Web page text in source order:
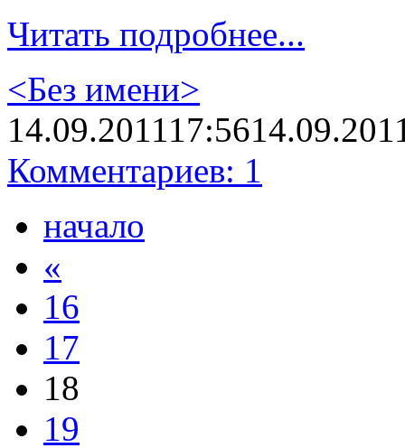
Читать подробнее...
<Без имени>
14.09.201117:56
Комментариев: 1
начало
«
16
17
18
19